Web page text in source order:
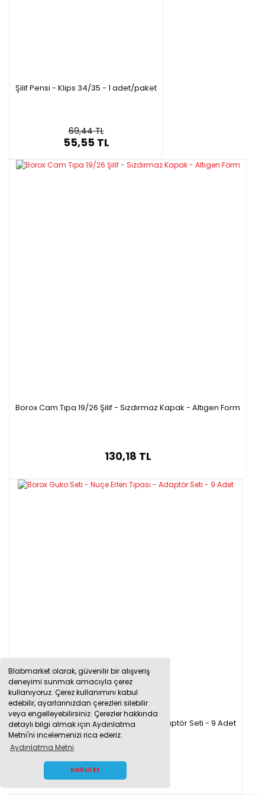
Blabmarket olarak, güvenilir bir alışveriş
deneyimi sunmak amacıyla çerez
kullanıyoruz. Çerez kullanımını kabul
edebilir, ayarlarınızdan çerezleri silebilir
veya engelleyebilirsiniz. Çerezler hakkında
detaylı bilgi almak için Aydınlatma
Metni'ni incelemenizi rica ederiz.
Aydınlatma Metni
Kabul Et
Şilif Pensi - Klips 34/35 - 1 adet/paket
69,44 TL
55,55 TL
Borox Cam Tıpa 19/26 Şilif - Sızdırmaz Kapak - Altıgen Form
130,18 TL
Borox Guko Seti - Nuçe Erlen Tıpası - Adaptör Seti - 9 Adet
WHATSAPP İLETİŞİM